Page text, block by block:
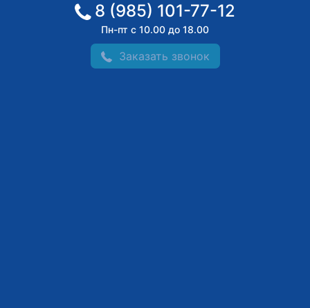
8 (985) 101-77-12
Пн-пт с 10.00 до 18.00
Заказать звонок